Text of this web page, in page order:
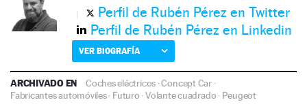
Perfil de Rubén Pérez en Twitter
Perfil de Rubén Pérez en Linkedin
VER BIOGRAFÍA
ARCHIVADO EN Coches eléctricos ·Concept Car·
Fabricantes automóviles· Futuro ·Volante cuadrado · Peugeot